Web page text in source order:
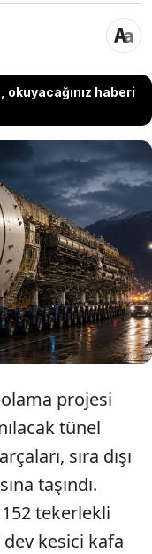
okuyacağınız haberi
dev enerji projesi
tonluk tünel açma
152 tekerlekli
geçirildi.
desteği
operasyonuyla
projesi
tünel
sıra dışı
taşındı.
tekerlekli
dev kesici kafa